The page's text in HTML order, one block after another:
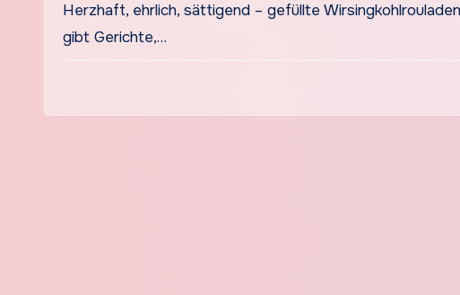
Herzhaft, ehrlich, sättigend – gefüllte
gibt Gerichte,…